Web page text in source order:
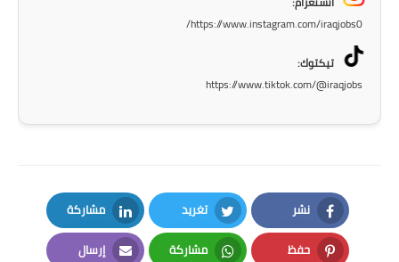
نتائج القبول المركزي
العطل
صحة وطب
https://www.instagram.com/iraqjobs0/
تيكتوك:
https://www.tiktok.com/@iraqjobs
نشر
Facebook
تغريد
Twitter
مشاركة
LinkedIn
حفظ مشاركة إرسال